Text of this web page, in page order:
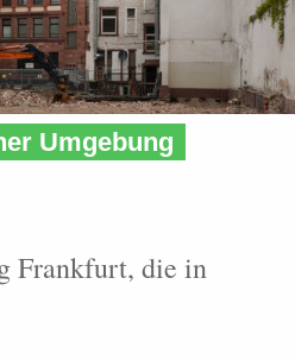
» Frankfurt
Umgebung
Frankfurt, die in